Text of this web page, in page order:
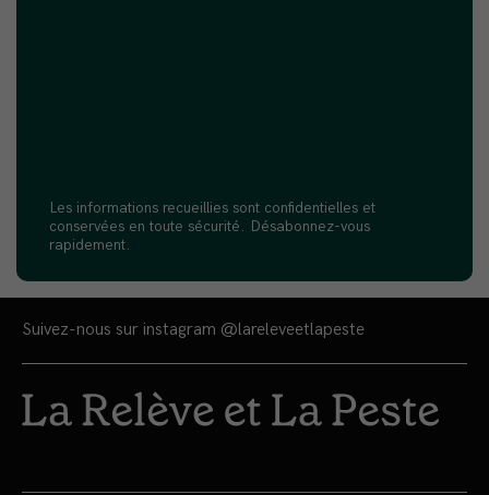
Les informations recueillies sont confidentielles et
conservées en toute sécurité. Désabonnez-vous
rapidement.
Suivez-nous sur instagram @lareleveetlapeste